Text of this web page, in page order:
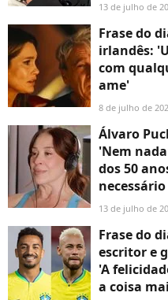
13 de julho de
Frase do
irlandês:
com
ame'
8 de julho de
Álvaro
'Nem
dos 50
13 de julho de
Frase do
escritor e
'A
a coisa